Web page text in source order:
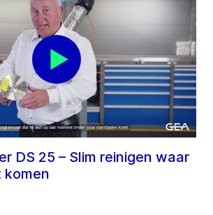
DS 25 – Slim reinigen waar
komen